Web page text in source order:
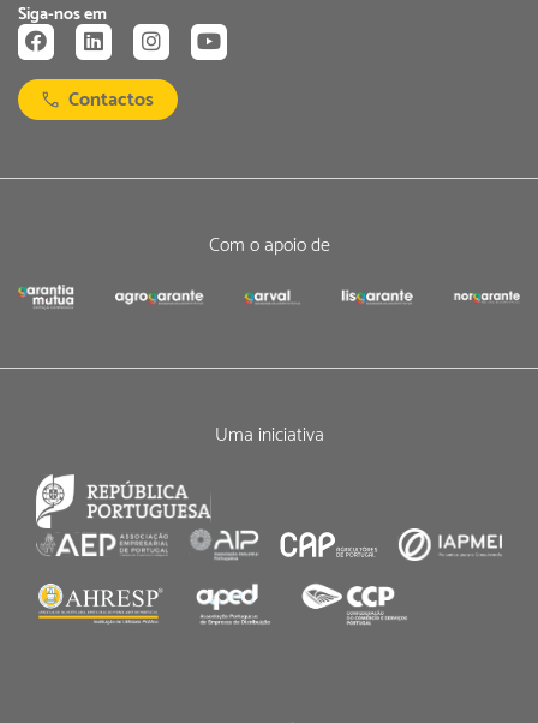
Siga-nos em
Contactos
Com o apoio de
Uma iniciativa